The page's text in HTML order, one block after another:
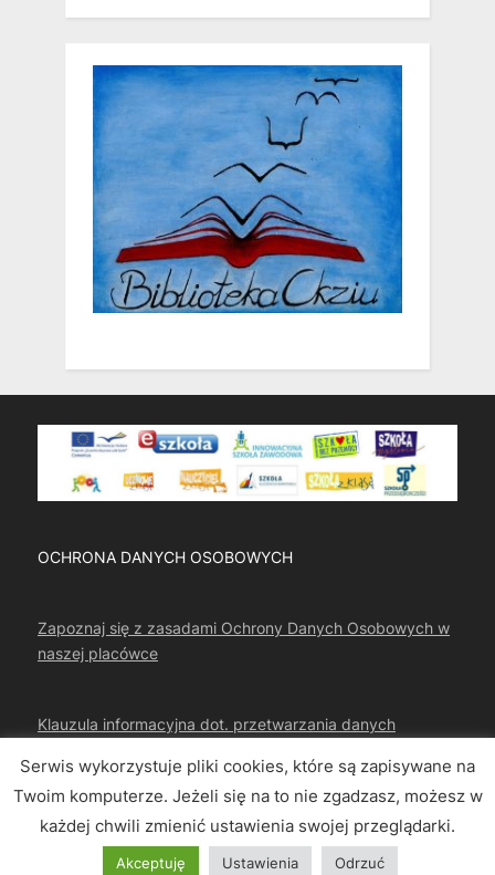
OCHRONA DANYCH OSOBOWYCH
Zapoznaj się z zasadami Ochrony Danych Osobowych w
naszej placówce
Klauzula informacyjna dot. przetwarzania danych
Copyright © 2026 CKZIU Strzelce Opolskie.
Powered by
PressBook WordPress theme
Serwis wykorzystuje pliki cookies, które są zapisywane na
Twoim komputerze. Jeżeli się na to nie zgadzasz, możesz w
każdej chwili zmienić ustawienia swojej przeglądarki.
Akceptuję Ustawienia Odrzuć